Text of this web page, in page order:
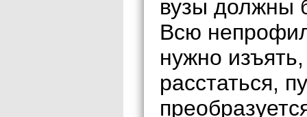
вузы должны
Всю
нужно
расстаться,